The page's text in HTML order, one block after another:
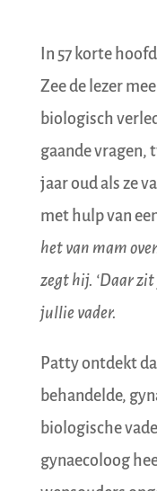
In 57 korte
Zee de lezer
biologisch
gaande vragen,
jaar oud als ze
met hulp van
het van mam
zegt hij. ‘Daar
jullie vader.
Patty ontdekt
behandelde,
biologische
gynaecoloog